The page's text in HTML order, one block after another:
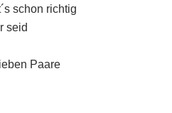
schon richtig
seid
Paare